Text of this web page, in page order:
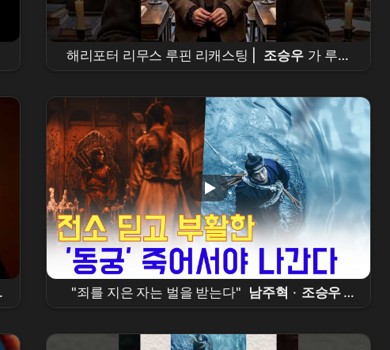
해리포터 리무스 루핀 리캐스팅 | 조승우 가 루핀
이 된다면? | Harry Potter Remus Lupin
"죄를 지은 자는 벌을 받는다" 남주혁 · 조승우
' 동궁 ', 전소 위기 이겨내고 7월 17일 공개